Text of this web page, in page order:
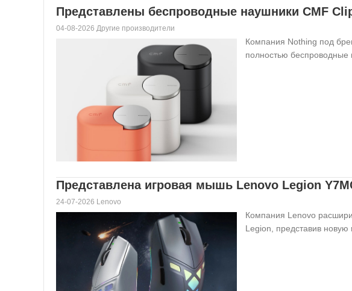
Представлены беспроводные наушники CMF
04-08-2026 Другие производители
Компания Nothing под
полностью беспроводные
Представлена игровая мышь Lenovo Legion
24-07-2026 Lenovo
Компания Lenovo
Legion, представив